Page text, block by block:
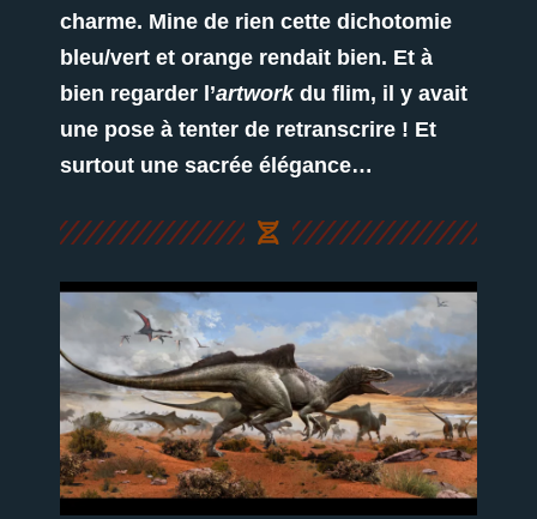
charme. Mine de rien cette dichotomie
bleu/vert et orange rendait bien. Et à
bien regarder l’artworkdu flim, il y avait
une pose à tenter de retranscrire ! Et
surtout une sacrée élégance…